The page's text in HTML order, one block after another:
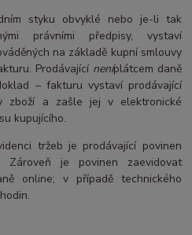
styku obvyklé nebo je-li tak
právními předpisy, vystaví
na základě kupní smlouvy
Prodávající neníplátcem daně
– fakturu vystaví prodávající
zboží a zašle jej v elektronické
kupujícího.
tržeb je prodávající povinen
Zároveň je povinen zaevidovat
online; v případě technického